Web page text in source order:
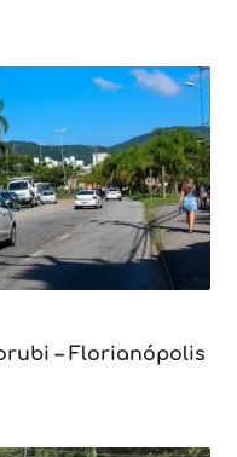
– Florianópolis